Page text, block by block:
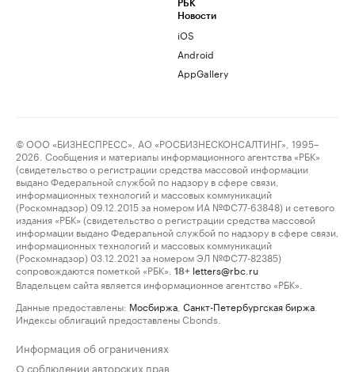
РБК
Новости
iOS
Android
AppGallery
© ООО «БИЗНЕСПРЕСС», АО «РОСБИЗНЕСКОНСАЛТИНГ», 1995–
2026. Сообщения и материалы информационного агентства «РБК»
(свидетельство о регистрации средства массовой информации
выдано Федеральной службой по надзору в сфере связи,
информационных технологий и массовых коммуникаций
(Роскомнадзор) 09.12.2015 за номером ИА №ФС77-63848) и сетевого
издания «РБК» (свидетельство о регистрации средства массовой
информации выдано Федеральной службой по надзору в сфере связи,
информационных технологий и массовых коммуникаций
(Роскомнадзор) 03.12.2021 за номером ЭЛ №ФС77-82385)
сопровождаются пометкой «РБК».
18+ letters@rbc.ru
Владельцем сайта является информационное агентство «РБК».
Данные предоставлены: Мосбиржа Санкт-Петербургская биржа
Индексы облигаций предоставлены Cbonds.
Информация об ограничениях
О соблюдении авторских прав